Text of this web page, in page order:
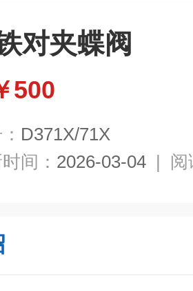
对夹蝶阀
500
D371X/71X
间： 2026-03-04 | 阅